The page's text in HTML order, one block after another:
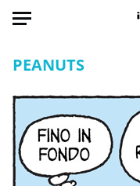
HOME
Italia
Mondo
Politica
PEANUTS